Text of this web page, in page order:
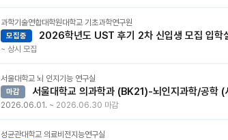
과학기술연합대학원대학교 기초과학연구원
모집중 2026학년도 UST 후기 2차 신입생 모집 입학
~ 상시 모집
서울대학교 뇌 인지기능 연구실
마감 서울대학교 의과학과 (BK21)-뇌인지과학/공학
2026.06.01. ~ 2026.06.30 마감
성균관대학교 의료비전지능연구실